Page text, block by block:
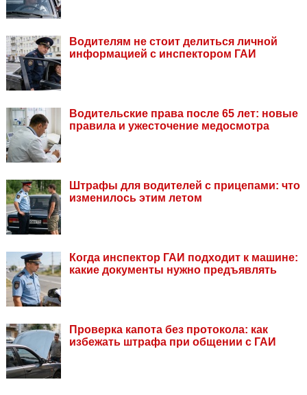
Водителям не стоит делиться личной
информацией с инспектором ГАИ
Водительские права после 65 лет: новые
правила и ужесточение медосмотра
Штрафы для водителей с прицепами: что
изменилось этим летом
Когда инспектор ГАИ подходит к машине:
какие документы нужно предъявлять
Проверка капота без протокола: как
избежать штрафа при общении с ГАИ